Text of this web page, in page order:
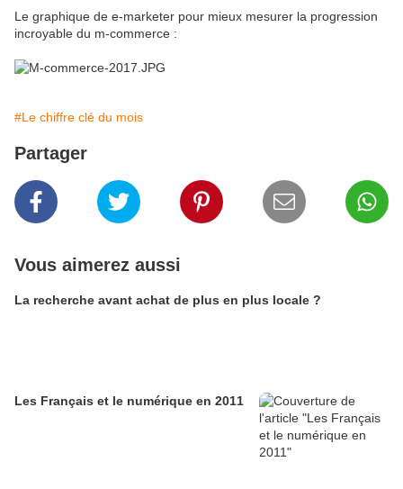
Le graphique de e-marketer pour mieux mesurer la progression
incroyable du m-commerce :
#Le chiffre clé du mois
Partager
Vous aimerez aussi
La recherche avant achat de plus en plus locale ?
Les Français et le numérique en 2011